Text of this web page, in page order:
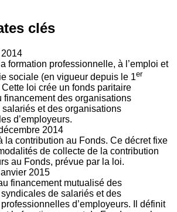
clés
formation professionnelle, à l’emploi et
sociale (en vigueur depuis le 1er
loi crée un fonds paritaire
financement des organisations
et des organisations
d’employeurs.
2014
la contribution au Fonds. Ce décret fixe
de collecte de la contribution
au Fonds, prévue par la loi.
2015
financement mutualisé des
de salariés et des
d’employeurs. Il définit